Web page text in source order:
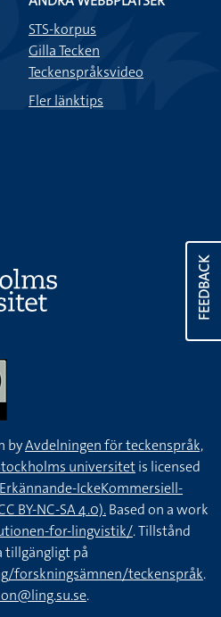
FEEDBACK
STS-korpus
Gilla Tecken
Teckenspråksvideo
Fler länktips
byAvdelningen för teckenspråk,
universitetis licensed
IckeKommersiell-
BY-NC-SA 4.0).Based on a work
for-lingvistik/. Tillstånd
tillgängligt på
forskningsämnen/teckenspråk.
.